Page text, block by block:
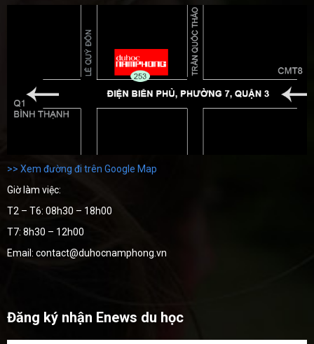
>> Xem đường đi trên Google Map
Giờ làm việc:
T2 – T6: 08h30 – 18h00
T7: 8h30 – 12h00
Email: contact@duhocnamphong.vn
Đăng ký nhận Enews du học